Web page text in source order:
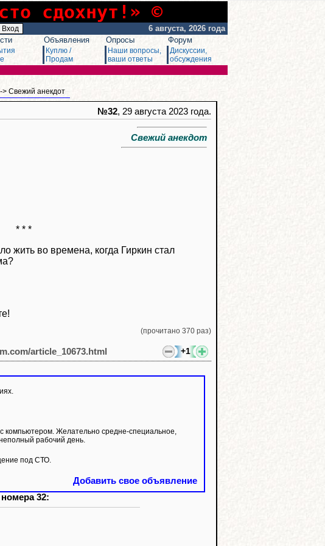
сдохнут!» ©
6 августа, 2026 года
Объявления
Куплю /
Продам
Опросы
Наши вопросы,
ваши ответы
Форум
Дискуссии,
обсуждения
-> Свежий анекдот
№32, 29 августа 2023 года.
Свежий анекдот
* * *
жить во времена, когда Гиркин стал
(прочитано 370 раз)
+1
article_10673.html
компьютером. Желательно средне-специальное,
рабочий день.
под СТО.
Добавить свое объявление
32: